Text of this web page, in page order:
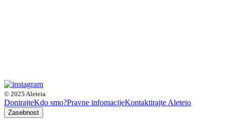
© 2025 Aleteia
DonirajteKdo smo?Pravne infomacijeKontaktirajte Aleteio
Zasebnost